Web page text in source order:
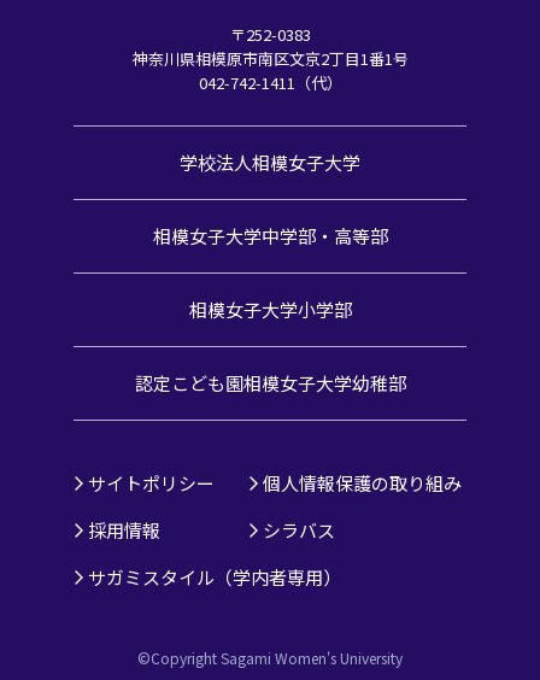
〒252-0383
神奈川県相模原市南区文京2丁目1番1号
042-742-1411（代）
学校法人相模女子大学
相模女子大学中学部・高等部
相模女子大学小学部
認定こども園相模女子大学幼稚部
サイトポリシー
個人情報保護の取り組み
採用情報
シラバス
サガミスタイル（学内者専用）
©Copyright Sagami Women's University